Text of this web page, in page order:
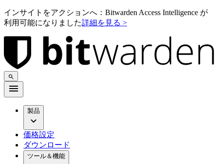
インサイトをアクションへ：Bitwarden Access Intelligence が
利用可能になりました詳細を見る >
製品
価格設定
ダウンロード
ツール＆機能